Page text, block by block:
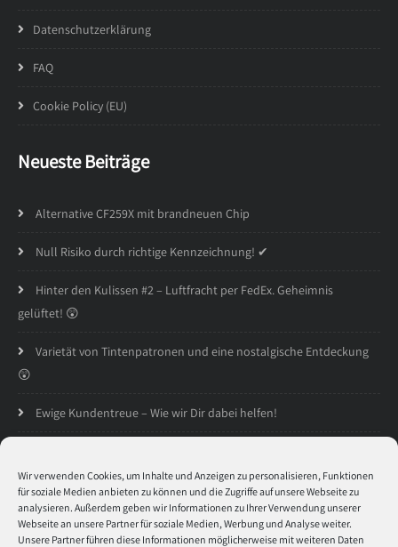
Wir verwenden Cookies, um Inhalte und Anzeigen zu personalisieren, Funktionen
für soziale Medien anbieten zu können und die Zugriffe auf unsere Webseite zu
analysieren. Außerdem geben wir Informationen zu Ihrer Verwendung unserer
Webseite an unsere Partner für soziale Medien, Werbung und Analyse weiter.
Unsere Partner führen diese Informationen möglicherweise mit weiteren Daten
Datenschutzerklärung
FAQ
Cookie Policy (EU)
Neueste Beiträge
Alternative CF259X mit brandneuen Chip
Null Risiko durch richtige Kennzeichnung! ✔
Hinter den Kulissen #2 – Luftfracht per FedEx. Geheimnis
gelüftet! 😲
Varietät von Tintenpatronen und eine nostalgische Entdeckung
😲
Ewige Kundentreue – Wie wir Dir dabei helfen!
Öffnungszeiten
Montag 8:30 - 17:00